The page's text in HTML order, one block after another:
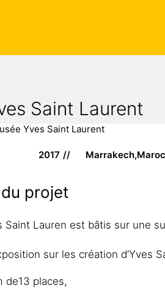
Saint Laurent
Yves Saint Laurent
2017 Marrakech,Maroc
projet
Saint Lauren est bâtis sur une
sur les création
de13 places,